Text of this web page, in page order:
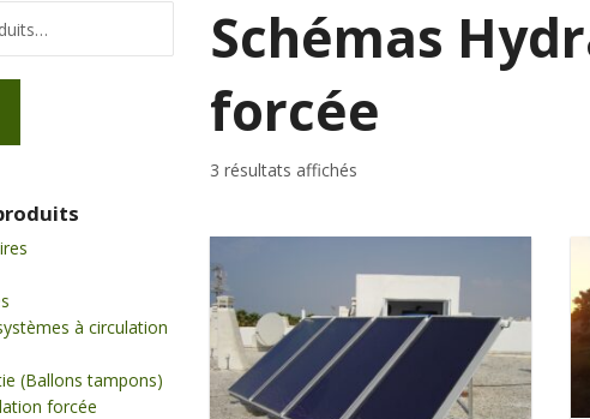
Régulateurs de température
Stations solaires
à circulation
(Ballons tampons)
forcée
Schémas
forcée
3 résultats affichés